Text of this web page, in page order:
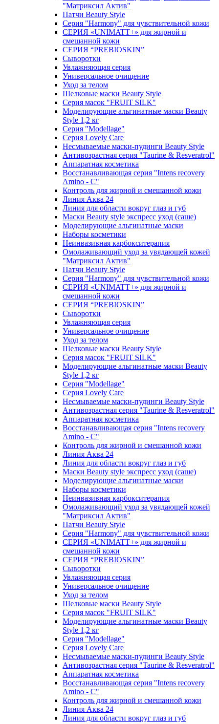
"Матриксил Актив"
Патчи Beauty Style
Серия "Harmony" для чувствительной кожи
СЕРИЯ «UNIMATT+» для жирной и
смешанной кожи
СЕРИЯ “PREBIOSKIN”
Сыворотки
Увлажняющая серия
Универсальное очищение
Уход за телом
Шелковые маски Beauty Style
Серия масок "FRUIT SILK"
Моделирующие альгинатные маски Beauty
Style 1,2 кг
Серия "Modellage"
Cерия Lovely Care
Несмываемые маски-пудинги Beauty Style
Антивозрастная серия "Taurine & Resveratrol"
Аппаратная косметика
Восстанавливающая серия "Intens recovery
Amino - C"
Контроль для жирной и смешанной кожи
Линия Аква 24
Линия для области вокруг глаз и губ
Маски Beauty style экспресс уход (саше)
Моделирующие альгинатные маски
Наборы косметики
Неинвазивная карбокситерапия
Омолаживающий уход за увядающей кожей
"Матриксил Актив"
Патчи Beauty Style
Серия "Harmony" для чувствительной кожи
СЕРИЯ «UNIMATT+» для жирной и
смешанной кожи
СЕРИЯ “PREBIOSKIN”
Сыворотки
Увлажняющая серия
Универсальное очищение
Уход за телом
Шелковые маски Beauty Style
Серия масок "FRUIT SILK"
Моделирующие альгинатные маски Beauty
Style 1,2 кг
Серия "Modellage"
Cерия Lovely Care
Несмываемые маски-пудинги Beauty Style
Антивозрастная серия "Taurine & Resveratrol"
Аппаратная косметика
Восстанавливающая серия "Intens recovery
Amino - C"
Контроль для жирной и смешанной кожи
Линия Аква 24
Линия для области вокруг глаз и губ
Маски Beauty style экспресс уход (саше)
Моделирующие альгинатные маски
Наборы косметики
Неинвазивная карбокситерапия
Омолаживающий уход за увядающей кожей
"Матриксил Актив"
Патчи Beauty Style
Серия "Harmony" для чувствительной кожи
СЕРИЯ «UNIMATT+» для жирной и
смешанной кожи
СЕРИЯ “PREBIOSKIN”
Сыворотки
Увлажняющая серия
Универсальное очищение
Уход за телом
Шелковые маски Beauty Style
Серия масок "FRUIT SILK"
Моделирующие альгинатные маски Beauty
Style 1,2 кг
Серия "Modellage"
Cерия Lovely Care
Несмываемые маски-пудинги Beauty Style
Антивозрастная серия "Taurine & Resveratrol"
Аппаратная косметика
Восстанавливающая серия "Intens recovery
Amino - C"
Контроль для жирной и смешанной кожи
Линия Аква 24
Линия для области вокруг глаз и губ